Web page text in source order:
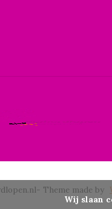
- Theme made by
Wij slaan